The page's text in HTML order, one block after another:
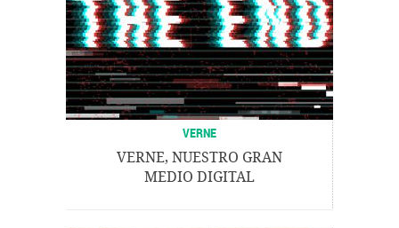
VERNE
VERNE, NUESTRO GRAN
MEDIO DIGITAL